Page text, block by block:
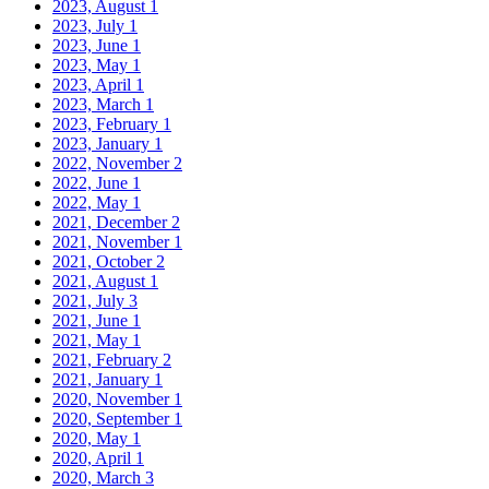
2023, August 1
2023, July 1
2023, June 1
2023, May 1
2023, April 1
2023, March 1
2023, February 1
2023, January 1
2022, November 2
2022, June 1
2022, May 1
2021, December 2
2021, November 1
2021, October 2
2021, August 1
2021, July 3
2021, June 1
2021, May 1
2021, February 2
2021, January 1
2020, November 1
2020, September 1
2020, May 1
2020, April 1
2020, March 3